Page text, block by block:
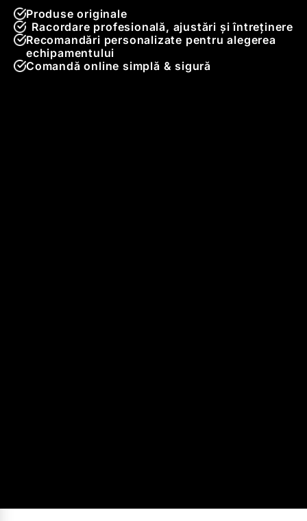
Produse originale
Racordare profesională, ajustări și întreținere
Recomandări personalizate pentru alegerea
echipamentului
Comandă online simplă & sigură